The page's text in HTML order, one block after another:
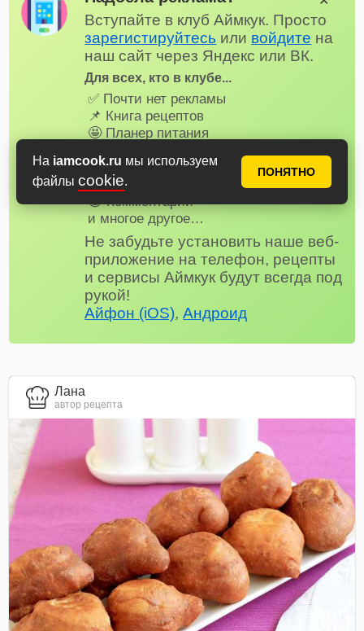
На iamcook.ru мы используем
файлы cookie.
ПОНЯТНО
Вступайте в клуб Аймкук. Просто
зарегистируйтесь или войдите на
наш сайт через Яндекс или ВК.
Для всех, кто в клубе...
✅ Почти нет рекламы
📌 Книга рецептов
🤩 Планер питания
😗 Страница профиля
😋 Фотоотчеты
😃 Комментарии
и многое другое…
Не забудьте установить наше веб-
приложение на телефон, рецепты
и сервисы Аймкук будут всегда под
рукой!
Айфон (iOS),Андроид
Лана
автор рецепта